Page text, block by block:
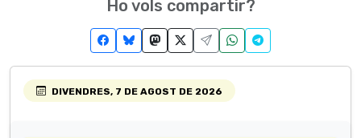
Ho vols compartir?
DIVENDRES, 7 DE AGOST DE 2026